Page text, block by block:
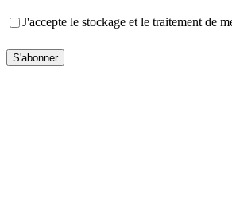
Privacy(Nécessaire)
J'accepte le stockage et le traitement de